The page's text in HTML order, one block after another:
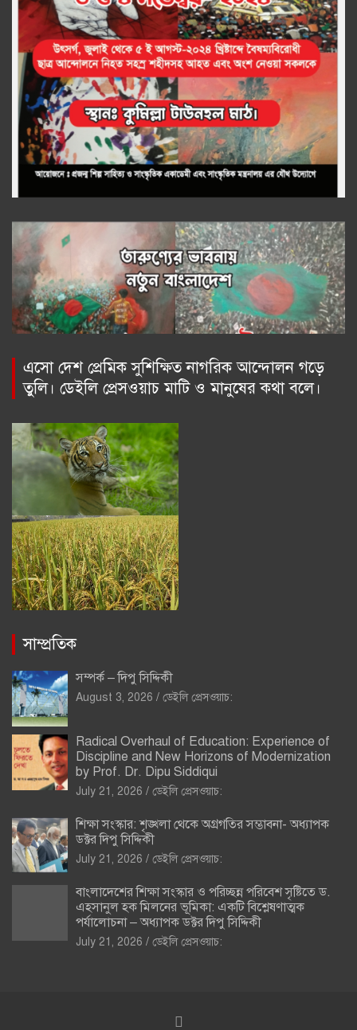
এসো দেশ প্রেমিক সুশিক্ষিত নাগরিক আন্দোলন গড়ে
তুলি। ডেইলি প্রেসওয়াচ মাটি ও মানুষের কথা বলে।
সাম্প্রতিক
সম্পর্ক – দিপু সিদ্দিকী
August 3, 2026 ডেইলি প্রেসওয়াচ:
Radical Overhaul of Education: Experience of
Discipline and New Horizons of Modernization
by Prof. Dr. Dipu Siddiqui
July 21, 2026 ডেইলি প্রেসওয়াচ:
শিক্ষা সংস্কার: শৃঙ্খলা থেকে অগ্রগতির সম্ভাবনা- অধ্যাপক
ডক্টর দিপু সিদ্দিকী
July 21, 2026 ডেইলি প্রেসওয়াচ:
বাংলাদেশের শিক্ষা সংস্কার ও পরিচ্ছন্ন পরিবেশ সৃষ্টিতে ড.
এহসানুল হক মিলনের ভূমিকা: একটি বিশ্লেষণাত্মক
পর্যালোচনা – অধ্যাপক ডক্টর দিপু সিদ্দিকী
July 21, 2026 ডেইলি প্রেসওয়াচ: